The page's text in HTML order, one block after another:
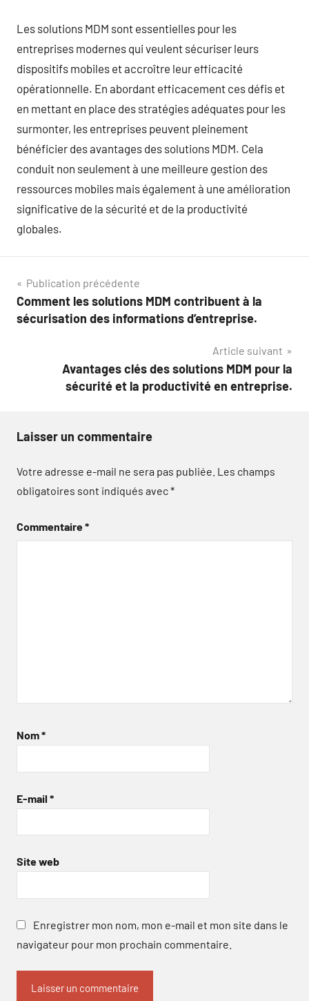
Les solutions MDM sont essentielles pour les
entreprises modernes qui veulent sécuriser leurs
dispositifs mobiles et accroître leur efficacité
opérationnelle. En abordant efficacement ces défis et
en mettant en place des stratégies adéquates pour les
surmonter, les entreprises peuvent pleinement
bénéficier des avantages des solutions MDM. Cela
conduit non seulement à une meilleure gestion des
ressources mobiles mais également à une amélioration
significative de la sécurité et de la productivité
globales.
Navigation
de
Publication précédente
Comment les solutions MDM contribuent à la
sécurisation des informations d’entreprise.
Article suivant
Avantages clés des solutions MDM pour la
sécurité et la productivité en entreprise.
Laisser un commentaire
Votre adresse e-mail ne sera pas publiée. Les champs
obligatoires sont indiqués avec*
Commentaire*
Nom*
E-mail *
Site web
Enregistrer mon nom, mon e-mail et mon site dans le
navigateur pour mon prochain commentaire.